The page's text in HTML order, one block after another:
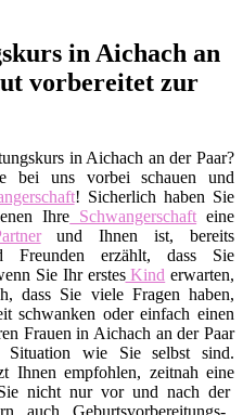
in Aichach an
vorbereitet zur
in Aichach an der Paar?
bei uns vorbei schauen und
! Sicherlich haben Sie
Ihre Schwangerschaft eine
und Ihnen ist, bereits
Freunden erzählt, dass Sie
Sie Ihr erstesKind erwarten,
dass Sie viele Fragen haben,
schwanken oder einfach einen
Frauen in Aichach an der Paar
wie Sie selbst sind.
Ihnen empfohlen, zeitnah eine
nicht nur vor und nach der
auch Geburtsvorbereitungs-